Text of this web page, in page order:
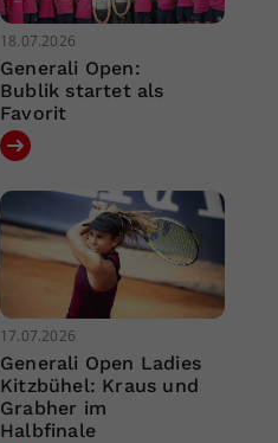
18.07.2026
Generali Open:
Bublik startet als
Favorit
17.07.2026
Generali Open Ladies
Kitzbühel: Kraus und
Grabher im
Halbfinale